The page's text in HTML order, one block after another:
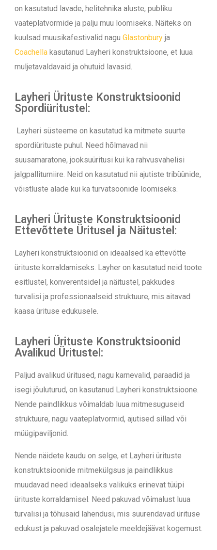
on kasutatud lavade, helitehnika aluste, publiku
vaateplatvormide ja palju muu loomiseks. Näiteks on
kuulsad muusikafestivalid nagu Glastonbury ja
Coachella kasutanud Layheri konstruktsioone, et luua
muljetavaldavaid ja ohutuid lavasid.
Layheri Ürituste Konstruktsioonid
Spordiüritustel:
Layheri süsteeme on kasutatud ka mitmete suurte
spordiürituste puhul. Need hõlmavad nii
suusamaratone, jooksuüritusi kui ka rahvusvahelisi
jalgpalliturniire. Neid on kasutatud nii ajutiste tribüünide,
võistluste alade kui ka turvatsoonide loomiseks.
Layheri Ürituste Konstruktsioonid
Ettevõttete Üritusel ja Näitustel:
Layheri konstruktsioonid on ideaalsed ka ettevõtte
ürituste korraldamiseks. Layher on kasutatud neid toote
esitlustel, konverentsidel ja näitustel, pakkudes
turvalisi ja professionaalseid struktuure, mis aitavad
kaasa ürituse edukusele.
Layheri Ürituste Konstruktsioonid
Avalikud Üritustel:
Paljud avalikud üritused, nagu karnevalid, paraadid ja
isegi jõuluturud, on kasutanud Layheri konstruktsioone.
Nende paindlikkus võimaldab luua mitmesuguseid
struktuure, nagu vaateplatvormid, ajutised sillad või
müügipaviljonid.
Nende näidete kaudu on selge, et Layheri ürituste
konstruktsioonide mitmekülgsus ja paindlikkus
muudavad need ideaalseks valikuks erinevat tüüpi
ürituste korraldamisel. Need pakuvad võimalust luua
turvalisi ja tõhusaid lahendusi, mis suurendavad ürituse
edukust ja pakuvad osalejatele meeldejäävat kogemust.